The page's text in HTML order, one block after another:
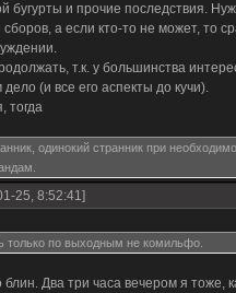
бугурты и прочие последствия.
а если кто-то не может, то
т.к. у большинства
(и все его аспекты до кучи).
тогда
одинокий странник при
25, 8:52:41]
только по выходным не комильфо.
блин. Два три часа вечером я тоже,